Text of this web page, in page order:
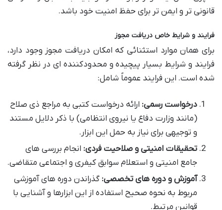
قانونی تر و ایمن تر برای حفظ امنیت خود باشد.
فرایند و شرایط خاص دریافت مجوز
برای همان موارد استثنائی که امکان دریافت مجوز وجود دارد،
فرایند و شرایط بسیار پیچیده و محدودکننده ای در نظر گرفته
شده است. این فرایند عموماً شامل:
درخواست رسمی: ارائه درخواست کتبی به مراجع ذی صلاح
(مانند وزارت دفاع یا نیروی انتظامی) با ذکر دلایل مستند
و توجیهی برای نیاز به حمل این ابزار.
تحقیقات امنیتی و صلاحیت فردی: انجام بررسی های
جامع امنیتی و استعلام سوابق کیفری و اجتماعی متقاضی.
آموزش و دوره های تخصصی: گذراندن دوره های آموزشی
مربوط به نحوه صحیح استفاده از این ابزارها و آشنایی با
قوانین مرتبط.